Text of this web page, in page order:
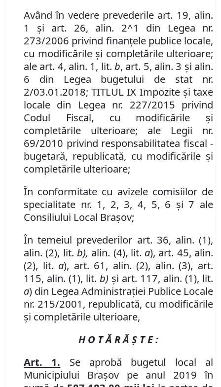
Având în vedere prevederile art. 19, alin.
1 şi art. 26, alin. 2^1 din Legea nr.
273/2006 privind finanţele publice locale,
cu modificările şi completările ulterioare;
ale art. 4, alin. 1, lit. b, art. 5, alin. 3 şi alin.
6 din Legea bugetului de stat nr.
2/03.01.2018; TITLUL IX Impozite şi taxe
locale din Legea nr. 227/2015 privind
Codul Fiscal, cu modificările şi
completările ulterioare; ale Legii nr.
69/2010 privind responsabilitatea fiscal -
bugetară, republicată, cu modificările şi
completările ulterioare;
În conformitate cu avizele comisiilor de
specialitate nr. 1, 2, 3, 4, 5, 6 şi7 ale
Consiliului Local Braşov;
În temeiul prevederilor art. 36, alin. (1),
alin. (2), lit. b), alin. (4), lit. a), art. 45, alin.
(2), lit. a), art. 61, alin. (2), alin. (3), art.
115, alin. (1), lit. b) şi art. 117, alin. (1), lit.
a) din Legea Administraţiei Publice Locale
nr. 215/2001, republicată, cu modificările
şi completările ulterioare,
H O T Ă R Ă Ş T E :
Art. 1. Se aprobă bugetul local al
Municipiului Braşov pe anul 2019 în